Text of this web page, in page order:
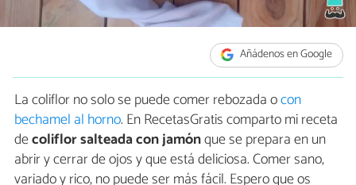
Añádenos en Google
La coliflor no solo se puede comer rebozada ocon
bechamel al horno. En RecetasGratis comparto mi receta
decoliflor salteada con jamónque se prepara en un
abrir y cerrar de ojos y que está deliciosa. Comer sano,
variado y rico, no puede ser más fácil. Espero que os